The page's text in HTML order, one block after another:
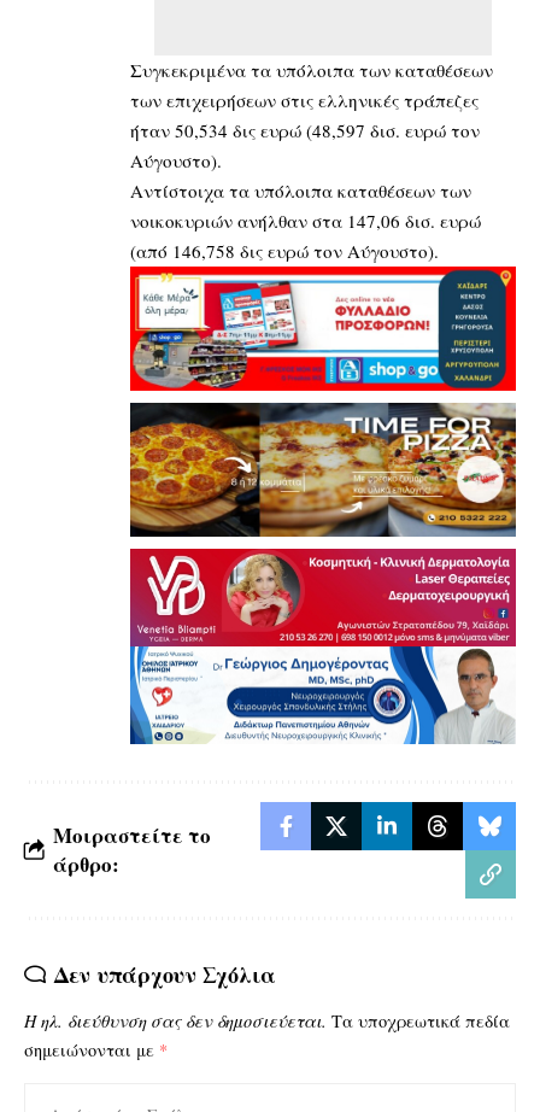
Συγκεκριμένα τα υπόλοιπα των καταθέσεων
των επιχειρήσεων στις ελληνικές τράπεζες
ήταν 50,534 δις ευρώ (48,597 δισ. ευρώ τον
Αύγουστο).
Αντίστοιχα τα υπόλοιπα καταθέσεων των
νοικοκυριών ανήλθαν στα 147,06 δισ. ευρώ
(από 146,758 δις ευρώ τον Αύγουστο).
Μοιραστείτε το
άρθρο:
Δεν υπάρχουν Σχόλια
Η ηλ. διεύθυνση σας δεν δημοσιεύεται. Τα υποχρεωτικά πεδία
σημειώνονται με *